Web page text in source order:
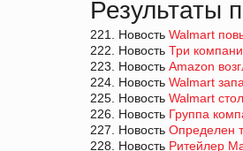
Результаты
221. Новость Walmart
222. Новость Три
223. Новость Amazon
224. Новость Walmart
225. Новость Walmart
226. Новость Группа
227. Новость Определен
228. Новость Ритейлер